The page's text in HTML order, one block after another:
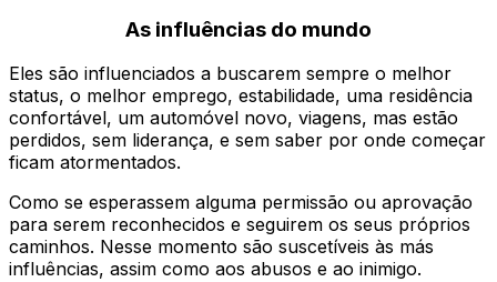
As influências do mundo
Eles são influenciados a buscarem sempre o melhor
status, o melhor emprego, estabilidade, uma residência
confortável, um automóvel novo, viagens, mas estão
perdidos, sem liderança, e sem saber por onde começar
ficam atormentados.
Como se esperassem alguma permissão ou aprovação
para serem reconhecidos e seguirem os seus próprios
caminhos. Nesse momento são suscetíveis às más
influências, assim como aos abusos e ao inimigo.